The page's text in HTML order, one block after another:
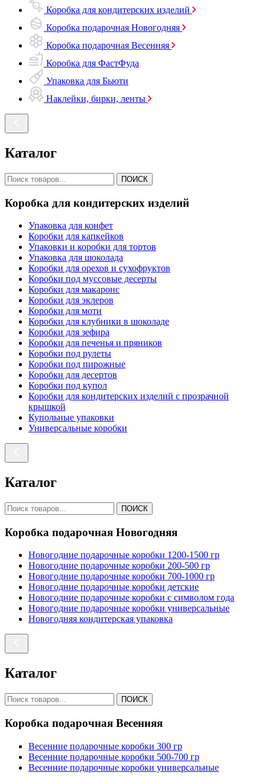
Коробка для кондитерских изделий
Коробка подарочная Новогодняя
Коробка подарочная Весенняя
Коробка для ФастФуда
Упаковка для Бьюти
Наклейки, бирки, ленты
Каталог
ПОИСК
Коробка для кондитерских изделий
Упаковка для конфет
Коробки для капкейков
Упаковки и коробки для тортов
Упаковка для шоколада
Коробки для орехов и сухофруктов
Коробки под муссовые десерты
Коробки для макаронс
Коробки для эклеров
Коробки для моти
Коробки для клубники в шоколаде
Коробки для зефира
Коробки для печенья и пряников
Коробки под рулеты
Коробки под пирожные
Коробки для десертов
Коробки под купол
Коробки для кондитерских изделий с прозрачной
крышкой
Купольные упаковки
Универсальные коробки
Каталог
ПОИСК
Коробка подарочная Новогодняя
Новогодние подарочные коробки 1200-1500 гр
Новогодние подарочные коробки 200-500 гр
Новогодние подарочные коробки 700-1000 гр
Новогодние подарочные коробки детские
Новогодние подарочные коробки с символом года
Новогодние подарочные коробки универсальные
Новогодняя кондитерская упаковка
Каталог
ПОИСК
Коробка подарочная Весенняя
Весенние подарочные коробки 300 гр
Весенние подарочные коробки 500-700 гр
Весенние подарочные коробки универсальные